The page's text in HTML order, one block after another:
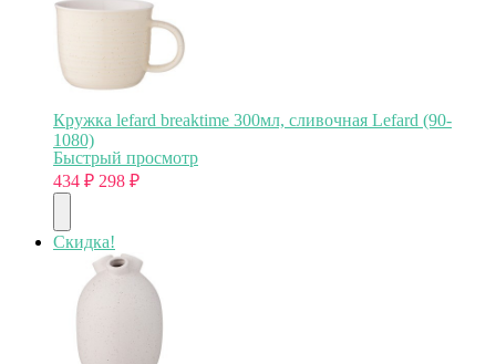
Кружка lefard breaktime 300мл, сливочная Lefard (90-
1080)
Быстрый просмотр
434 ₽ 298 ₽
Скидка!